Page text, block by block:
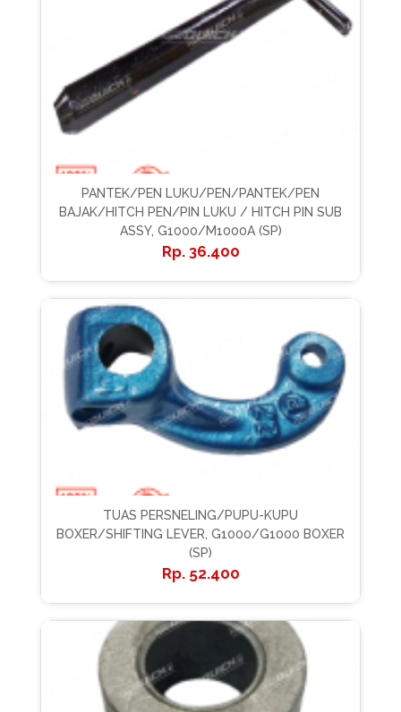
PANTEK/PEN LUKU/PEN/PANTEK/PEN
BAJAK/HITCH PEN/PIN LUKU / HITCH PIN SUB
ASSY, G1000/M1000A (SP)
36.400
TUAS PERSNELING/PUPU-KUPU
BOXER/SHIFTING LEVER, G1000/G1000 BOXER
(SP)
52.400